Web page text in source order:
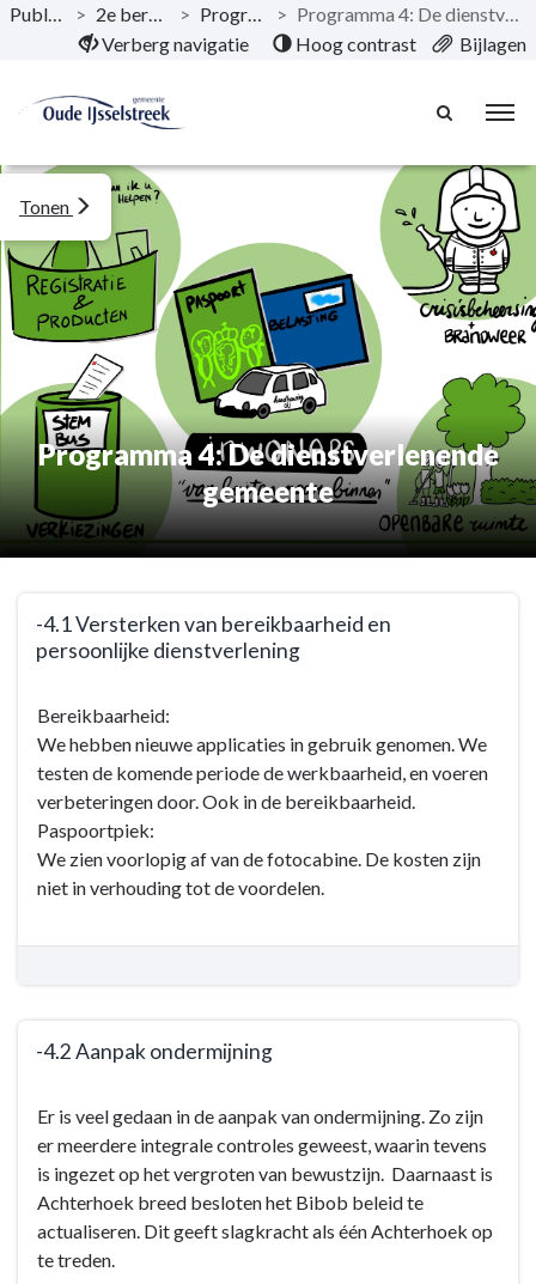
Naar hoofdinhoud
Publicaties > 2e berap 2025 > Programma’s >
Programma 4: De dienstverlenende gemeente
Verberg navigatie
Hoog contrast Bijlagen
Programma 4: De dienstverlenende
gemeente
Tonen
navigatie
Programma
dienstverlenende
gemeente
Doelen
acties
-4.1 Versterken van bereikbaarheid en
persoonlijke dienstverlening
naar
navigatie
Programma
De
dienstverlenende
-
acties
Versterken
van
bereikbaarheid
persoonlijke
dienstverlening
Bereikbaarheid:
We hebben nieuwe applicaties in gebruik genomen. We
testen de komende periode de werkbaarheid, en voeren
verbeteringen door. Ook in de bereikbaarheid.
Paspoortpiek:
We zien voorlopig af van de fotocabine. De kosten zijn
niet in verhouding tot de voordelen.
-4.2 Aanpak ondermijning
naar
navigatie
Programma
De
Er is veel gedaan in de aanpak van ondermijning. Zo zijn
er meerdere integrale controles geweest, waarin tevens
is ingezet op het vergroten van bewustzijn. Daarnaast is
Achterhoek breed besloten het Bibob beleid te
actualiseren. Dit geeft slagkracht als één Achterhoek op
te treden.